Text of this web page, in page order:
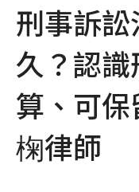
刑事訴
久？認
算、可
椈律師